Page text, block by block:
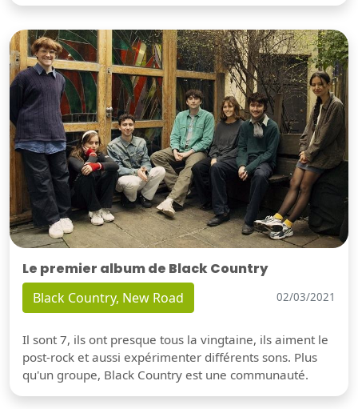
Le premier album de Black Country
Black Country, New Road 02/03/2021
Il sont 7, ils ont presque tous la vingtaine, ils aiment le
post-rock et aussi expérimenter différents sons. Plus
qu'un groupe, Black Country est une communauté.